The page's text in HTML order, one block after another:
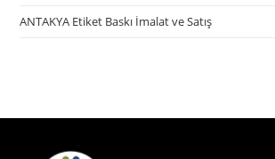
ANTAKYA Etiket Baskı İmalat ve Satış